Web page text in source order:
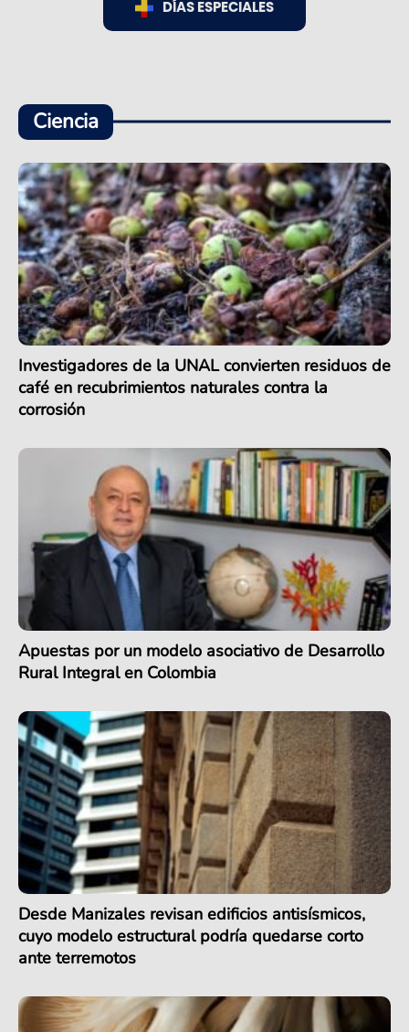
DÍAS ESPECIALES
Ciencia
Investigadores de la UNAL convierten residuos de
café en recubrimientos naturales contra la
corrosión
Apuestas por un modelo asociativo de Desarrollo
Rural Integral en Colombia
Desde Manizales revisan edificios antisísmicos,
cuyo modelo estructural podría quedarse corto
ante terremotos